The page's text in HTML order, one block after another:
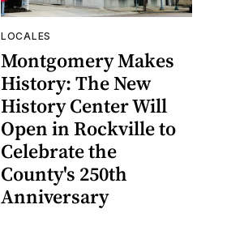
LOCALES
Montgomery Makes
History: The New
History Center Will
Open in Rockville to
Celebrate the
County's 250th
Anniversary